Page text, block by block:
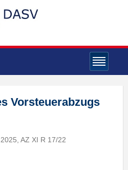
Vorsteuerabzugs
AZ XI R 17/22